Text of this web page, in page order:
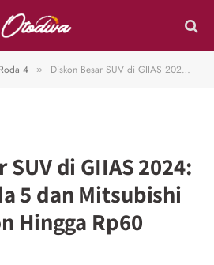
Roda 4 » Diskon Besar SUV di GIIAS 2024: Chery Omoda 5 dan Mitsubishi Xforce Diskon Hingga Rp60 Juta!
SUV di GIIAS 2024:
5 dan Mitsubishi
Hingga Rp60